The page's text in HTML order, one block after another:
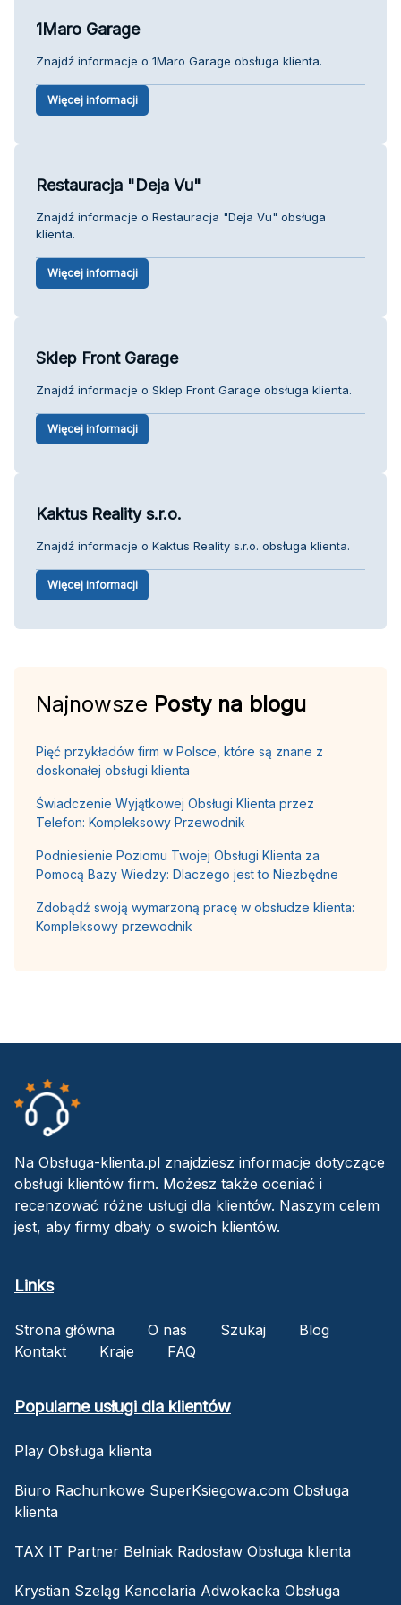
1Maro Garage
Znajdź informacje o 1Maro Garage obsługa klienta.
Więcej informacji
Restauracja "Deja Vu"
Znajdź informacje o Restauracja "Deja Vu" obsługa
klienta.
Więcej informacji
Sklep Front Garage
Znajdź informacje o Sklep Front Garage obsługa klienta.
Więcej informacji
Kaktus Reality s.r.o.
Znajdź informacje o Kaktus Reality s.r.o. obsługa klienta.
Więcej informacji
Najnowsze Posty na blogu
Pięć przykładów firm w Polsce, które są znane z
doskonałej obsługi klienta
Świadczenie Wyjątkowej Obsługi Klienta przez
Telefon: Kompleksowy Przewodnik
Podniesienie Poziomu Twojej Obsługi Klienta za
Pomocą Bazy Wiedzy: Dlaczego jest to Niezbędne
Zdobądź swoją wymarzoną pracę w obsłudze klienta:
Kompleksowy przewodnik
Na Obsługa-klienta.pl znajdziesz informacje dotyczące
obsługi klientów firm. Możesz także oceniać i
recenzować różne usługi dla klientów. Naszym celem
jest, aby firmy dbały o swoich klientów.
Links
Strona główna O nas Szukaj
Blog
Kontakt
Kraje FAQ
Popularne usługi dla klientów
Play Obsługa klienta
Biuro Rachunkowe SuperKsiegowa.com Obsługa
klienta
TAX IT Partner Belniak Radosław Obsługa klienta
Krystian Szeląg Kancelaria Adwokacka Obsługa